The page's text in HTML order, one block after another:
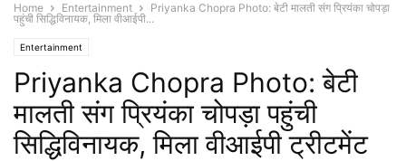
Home Entertainment
Priyanka Chopra Photo: बेटी मालती संग प्रियंका चोपड़ा
पहुंची सिद्धिविनायक, मिला वीआईपी...
Entertainment
Priyanka Chopra Photo: बेटी
मालती संग प्रियंका चोपड़ा पहुंची
सिद्धिविनायक, मिला वीआईपी ट्रीटमेंट